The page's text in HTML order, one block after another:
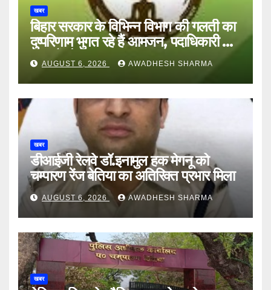
खबर
बिहार सरकार के विभिन्न विभाग की गलती का
दुष्परिणाम भुगत रहे हैं आमजन, पदाधिकारी और
अन्य हैं मौन
AUGUST 6, 2026 AWADHESH SHARMA
खबर
डीआईजी रेलवे डॉ.इनामुल हक मेगनू को
चम्पारण रेंज बेतिया का अतिरिक्त प्रभार मिला
AUGUST 6, 2026 AWADHESH SHARMA
खबर